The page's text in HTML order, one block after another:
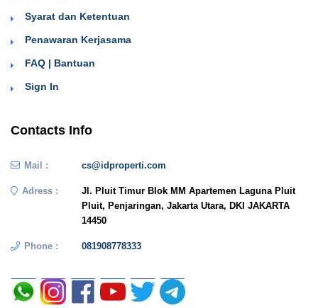
Syarat dan Ketentuan
Penawaran Kerjasama
FAQ | Bantuan
Sign In
Contacts Info
Mail : cs@idproperti.com
Adress :
Jl. Pluit Timur Blok MM Apartemen Laguna Pluit
Pluit, Penjaringan, Jakarta Utara, DKI JAKARTA
14450
Phone : 081908778333